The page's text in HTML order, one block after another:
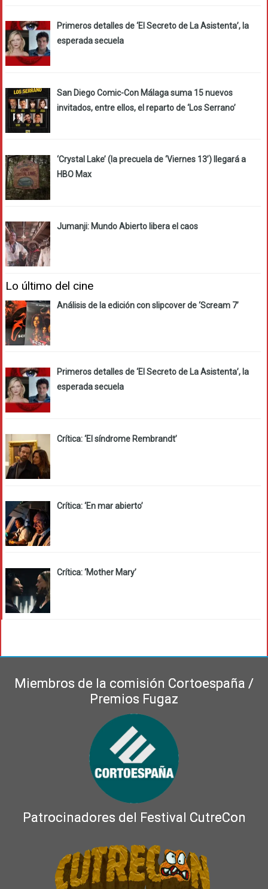
Primeros detalles de ‘El Secreto de La Asistenta’, la
esperada secuela
San Diego Comic-Con Málaga suma 15 nuevos
invitados, entre ellos, el reparto de ‘Los Serrano’
‘Crystal Lake’ (la precuela de ‘Viernes 13’) llegará a
HBO Max
Jumanji: Mundo Abierto libera el caos
Lo último del cine
Análisis de la edición con slipcover de ‘Scream 7’
Primeros detalles de ‘El Secreto de La Asistenta’, la
esperada secuela
Crítica: ‘El síndrome Rembrandt’
Crítica: ‘En mar abierto’
Crítica: ‘Mother Mary’
Miembros de la comisión Cortoespaña /
Premios Fugaz
Patrocinadores del Festival CutreCon